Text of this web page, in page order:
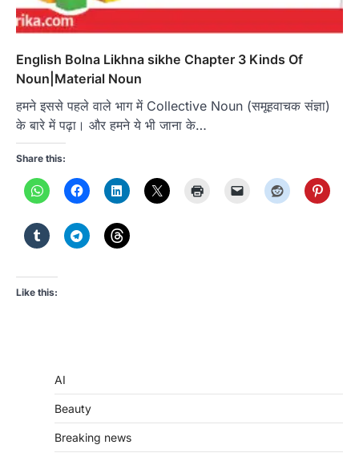
English Bolna Likhna sikhe Chapter 3 Kinds Of
Noun|Material Noun
हमने इससे पहले वाले भाग में Collective Noun (समूहवाचक संज्ञा)
के बारे में पढ़ा। और हमने ये भी जाना के…
Share this:
Like this:
AI
Beauty
Breaking news